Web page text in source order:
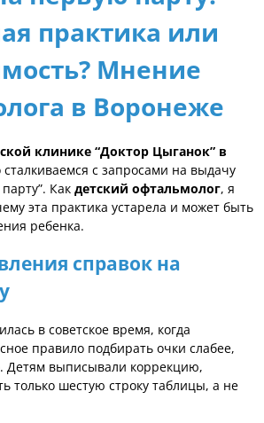
практика или
Мнение
в Воронеже
клинике “Доктор Цыганок” в
с запросами на выдачу
Как детский офтальмолог, я
эта практика устарела и может быть
ребенка.
справок на
в советское время, когда
правило подбирать очки слабее,
Детям выписывали коррекцию,
только шестую строку таблицы, а не